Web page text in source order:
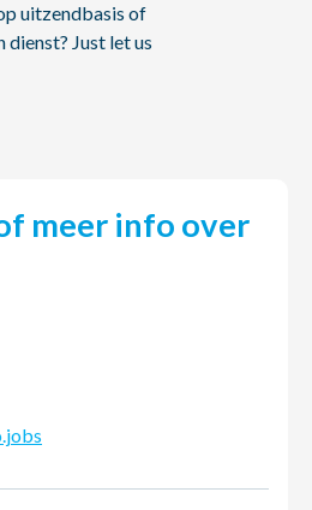
uitzendbasis of
Just let us
meer info over